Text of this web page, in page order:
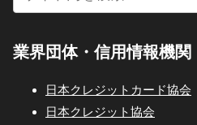
業界団体・信用情報機関
日本クレジットカード協会
日本クレジット協会